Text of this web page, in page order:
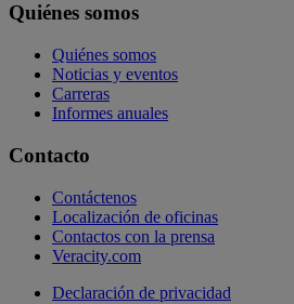
Quiénes somos
Quiénes somos
Noticias y eventos
Carreras
Informes anuales
Contacto
Contáctenos
Localización de oficinas
Contactos con la prensa
Veracity.com
Declaración de privacidad